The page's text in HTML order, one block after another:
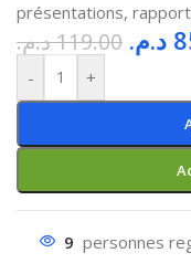
présentations,
119.00د.م. د.م.
- +
9 personnes